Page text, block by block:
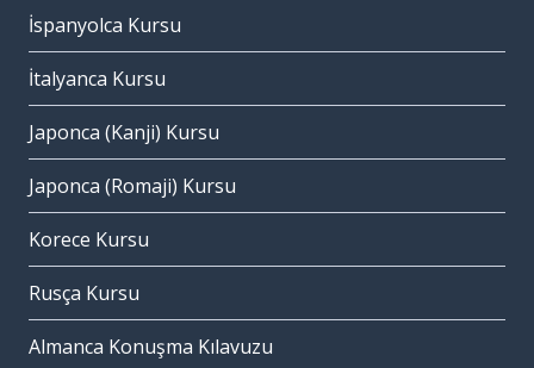
İspanyolca Kursu
İtalyanca Kursu
Japonca (Kanji) Kursu
Japonca (Romaji) Kursu
Korece Kursu
Rusça Kursu
Almanca Konuşma Kılavuzu